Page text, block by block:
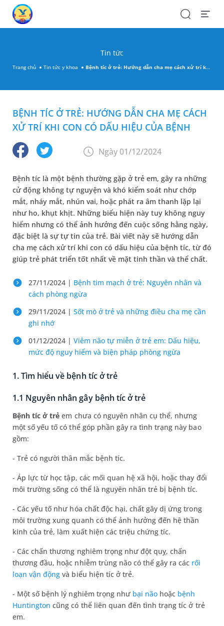
SearchOpen
Tin tức
Trang chủ Tin tức y khoa Bệnh tíc ở trẻ: Hướng dẫn cha mẹ cách xử trí khi con có dấu hiệu của bệnh
BỆNH TÍC Ở TRẺ: HƯỚNG DẪN CHA MẸ CÁCH
XỬ TRÍ KHI CON CÓ DẤU HIỆU CỦA BỆNH
Ngày 01/12/2024
Bệnh tíc là một bệnh thường gặp ở trẻ em, gây ra những
cử động không tự nguyện và khó kiểm soát như chớp
mắt, nháy mắt, nhún vai, hoặc phát ra âm thanh lặp lại
như ho, khụt khịt. Những biểu hiện này tuy không nguy
hiểm nhưng có thể ảnh hưởng đến cuộc sống hằng ngày,
đặc biệt là sự tự tin của trẻ. Bài viết này sẽ hướng dẫn
cha mẹ cách xử trí khi con có dấu hiệu của bệnh tíc, từ đó
giúp trẻ phát triển tốt nhất về mặt tinh thần và thể chất.
27/11/2024 | Bệnh tim mạch ở trẻ: Nguyên nhân và
cách phòng ngừa
29/11/2024 | Sốt mò ở trẻ và những điều cha mẹ cần
ghi nhớ
01/12/2024 | Viêm não tự miễn ở trẻ em: Dấu hiệu,
mức độ nguy hiểm và biện pháp phòng ngừa
1. Tìm hiểu về bệnh tíc ở trẻ
1.1 Nguyên nhân gây bệnh tíc ở trẻ
Bệnh tíc ở trẻ em chưa có nguyên nhân cụ thể, nhưng
một số yếu tố có thể góp phần gây ra tình trạng này bao
gồm:
- Trẻ có người thân mắc bệnh tíc.
- Áp lực từ học tập, các mối quan hệ xã hội, hoặc thay đổi
môi trường sống có thể là nguyên nhân trẻ bị bệnh tíc.
- Các yếu tố như hóa chất độc hại, chất gây dị ứng trong
môi trường xung quanh có thể ảnh hưởng đến hệ thần
kinh của trẻ, làm xuất hiện các triệu chứng tíc.
- Các chấn thương nghiêm trọng như đột quỵ, chấn
thương đầu, hoặc nhiễm trùng não có thể gây ra các rối
loạn vận động và biểu hiện tíc ở trẻ.
- Một số bệnh lý nghiêm trọng như bại não hoặc bệnh
Huntington cũng có thể liên quan đến tình trạng tíc ở trẻ
em.